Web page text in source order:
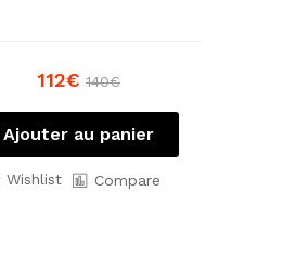
112€ 140€
Ajouter au panier
Wishlist Compare